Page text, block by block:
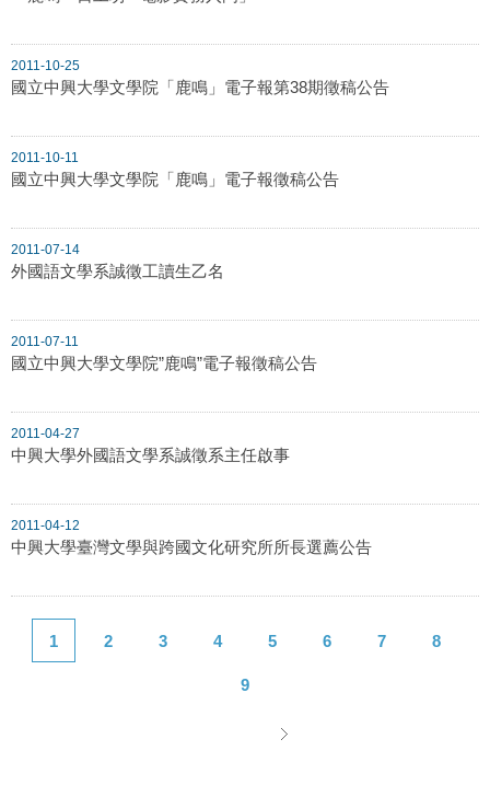
2011-10-25
國立中興大學文學院「鹿鳴」電子報第38期徵稿公告
2011-10-11
國立中興大學文學院「鹿鳴」電子報徵稿公告
2011-07-14
外國語文學系誠徵工讀生乙名
2011-07-11
國立中興大學文學院”鹿鳴”電子報徵稿公告
2011-04-27
中興大學外國語文學系誠徵系主任啟事
2011-04-12
中興大學臺灣文學與跨國文化研究所所長選薦公告
1 2 3 4 5 6 7 8
9